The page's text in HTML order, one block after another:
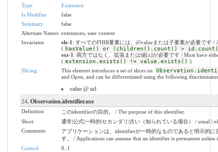
Type
Extension
Is Modifier
false
Summary
false
Alternate Names extensions, user content
Invariants
ele-1 : すべてのFHIR要素には、@valueまたは子要素が必要です /
( hasValue() or (children().count() >
ext-1 : 両方ではなく、拡張または値[x]が必要です / Must have
( extension.exists() != value.exists() )
Slicing
This element introduces a set of slices on
and Open, and can be differentiated using the following
value @ url
24. Observation.identifier.use
Definition
このidentifierの目的。 / The purpose of this identifier.
Short
通常|公式|一時的|セカンダリ|古い（知られている場合） / usual |
Comments
アプリケーションは、identifierが一時的なものであると明示的
す。 / Applications can assume that an identifier is permanent
Control
0..1